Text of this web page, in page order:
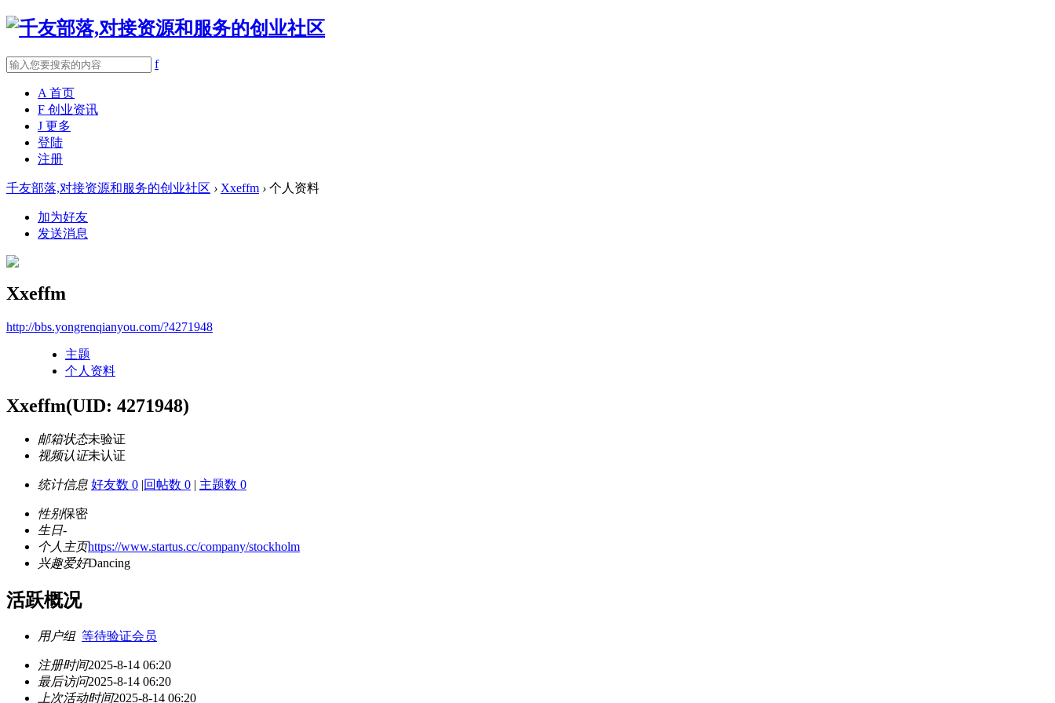
f
A 首页
F 创业资讯
J 更多
登陆
注册
千友部落,对接资源和服务的创业社区 › Xxeffm › 个人资料
加为好友
发送消息
Xxeffm
http://bbs.yongrenqianyou.com/?4271948
主题
个人资料
Xxeffm(UID: 4271948)
邮箱状态未验证
视频认证未认证
统计信息 好友数 0 |回帖数 0 | 主题数 0
性别保密
生日-
个人主页https://www.startus.cc/company/stockholm
兴趣爱好Dancing
活跃概况
用户组 等待验证会员
注册时间2025-8-14 06:20
最后访问2025-8-14 06:20
上次活动时间2025-8-14 06:20